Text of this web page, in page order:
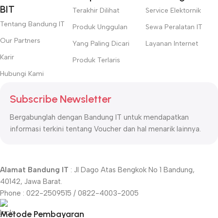
BIT
Tentang Bandung IT
Our Partners
Karir
Hubungi Kami
Terakhir Dilihat
Produk Unggulan
Yang Paling Dicari
Produk Terlaris
Service Elektornik
Sewa Peralatan IT
Layanan Internet
Subscribe Newsletter
Bergabunglah dengan Bandung IT untuk mendapatkan
informasi terkini tentang Voucher dan hal menarik lainnya.
Alamat Bandung IT : Jl Dago Atas Bengkok No 1 Bandung,
40142, Jawa Barat.
Phone : 022-2509515 / 0822-4003-2005
Metode Pembayaran